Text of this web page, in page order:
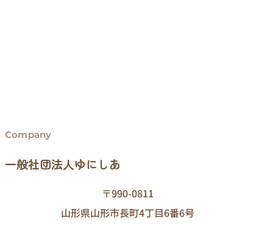
Company
一般社団法人ゆにしあ
〒990-0811
山形県山形市長町4丁目6番6号